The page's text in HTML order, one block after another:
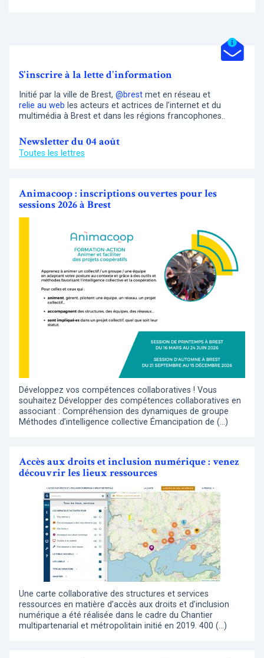
S'inscrire à la lette d'information
Initié par la ville de Brest, @brest met en réseau et
relie au web les acteurs et actrices de l’internet et du
multimédia à Brest et dans les régions francophones..
Newsletter du 04 août
Toutes les lettres
Animacoop : inscriptions ouvertes pour les
sessions 2026 à Brest
Développez vos compétences collaboratives ! Vous
souhaitez Développer des compétences collaboratives en
associant : Compréhension des dynamiques de groupe
Méthodes d’intelligence collective Émancipation de (…)
Accès aux droits et inclusion numérique : venez
découvrir les lieux ressources
Une carte collaborative des structures et services
ressources en matière d’accès aux droits et d’inclusion
numérique a été réalisée dans le cadre du Chantier
multipartenarial et métropolitain initié en 2019. 400 (…)